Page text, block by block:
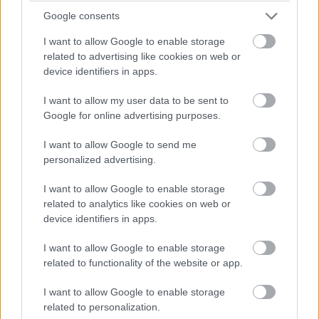
Google consents
I want to allow Google to enable storage
related to advertising like cookies on web or
device identifiers in apps.
I want to allow my user data to be sent to
Google for online advertising purposes.
I want to allow Google to send me
personalized advertising.
I want to allow Google to enable storage
related to analytics like cookies on web or
device identifiers in apps.
I want to allow Google to enable storage
related to functionality of the website or app.
I want to allow Google to enable storage
related to personalization.
Schéma odvetranej fasády s hliníkovou konštrukciou. Jej základom sú
ktoré zároveň vytvárajú za obkladom prevetrávanú medzeru. Profily sa
inštalujú na hliníkové konzoly, ktoré zabezpečujú požadované